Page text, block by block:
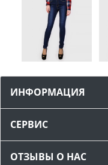
ИНФОРМАЦИЯ
СЕРВИС
ОТЗЫВЫ О НАС